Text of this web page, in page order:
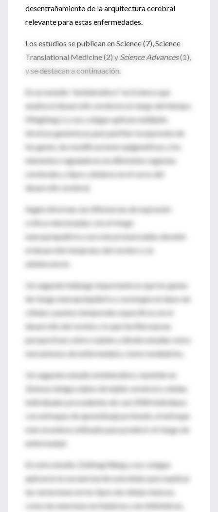
desentrañamiento de la arquitectura cerebral
relevante para estas enfermedades.
Los estudios se publican en Science (7), Science
Translational Medicine (2) y Science Advances(1),
y se destacan a continuación.
En un estudio "emblemático" en Science que
analiza el desarrollo cerebral a lo largo del tiempo,
Mingfeng Li y sus colegas aplican múltiples
técnicas genómicas para perfilar la expresión de
los genes, las modificaciones epigenéticas y los
elementos reguladores en diferentes regiones
cerebrales y tipos celulares en el curso del
desarrollo cerebral.
Según informan, las diferencias de expresión
crítica relacionadas con el riesgo
neuropsiquiátrico son más pronunciadas durante
el desarrollo temprano del cerebro y la
adolescencia.
Un segundo hallazgo importante es que los genes
de riesgo neuropsiquiátrico convergen en tipos de
células y puntos temporales específicos en el
desarrollo del cerebro, lo que facilita nuevas
perspectivas sobre cuándo y dónde estudiar estos
mecanismos de enfermedad y cómo modelarlos.
Un segundo estudio emblemático, también en
Science , integra datos de tejido cerebral y células
individuales procedentes de casi 2000 individuos
con enfoques de aprendizaje profundo, el enfoque
más novedoso utilizado para predecir el riesgo de
enfermedad.
En este estudio, Daifeng Wang y sus colegas
aplicaron la secuenciación unicelular para explicar
las variaciones en los tipos de células básicas,
como las neuronas excitadoras y las inhibidoras,